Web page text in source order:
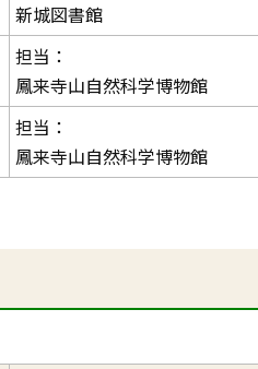
新城図書館
担当：
鳳来寺山自然科学博物館
担当：
鳳来寺山自然科学博物館